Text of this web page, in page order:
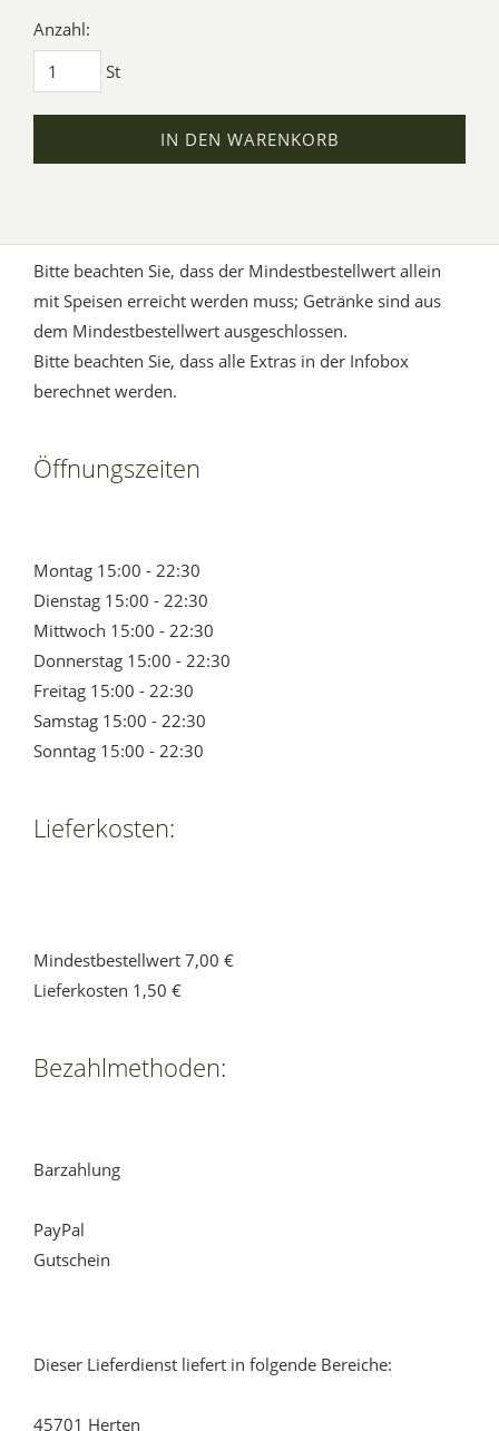
Anzahl:
St
IN DEN WARENKORB
Bitte beachten Sie, dass der Mindestbestellwert allein
mit Speisen erreicht werden muss; Getränke sind aus
dem Mindestbestellwert ausgeschlossen.
Bitte beachten Sie, dass alle Extras in der Infobox
berechnet werden.
Öffnungszeiten
Montag 15:00 - 22:30
Dienstag 15:00 - 22:30
Mittwoch 15:00 - 22:30
Donnerstag 15:00 - 22:30
Freitag 15:00 - 22:30
Samstag 15:00 - 22:30
Sonntag 15:00 - 22:30
Lieferkosten:
Mindestbestellwert 7,00 €
Lieferkosten 1,50 €
Bezahlmethoden:
Barzahlung
PayPal
Gutschein
Dieser Lieferdienst liefert in folgende Bereiche:
45701 Herten